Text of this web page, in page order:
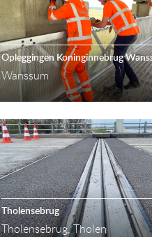
Wanssum
Tholensebrug
Tholensebrug, Tholen